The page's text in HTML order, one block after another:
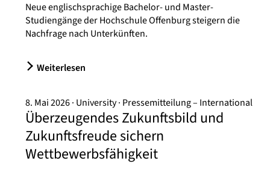
Neue englischsprachige Bachelor- und Master-
Studiengänge der Hochschule Offenburg steigern die
Nachfrage nach Unterkünften.
Weiterlesen
8. Mai 2026 University Pressemitteilung – International
Überzeugendes Zukunftsbild und
Zukunftsfreude sichern
Wettbewerbsfähigkeit